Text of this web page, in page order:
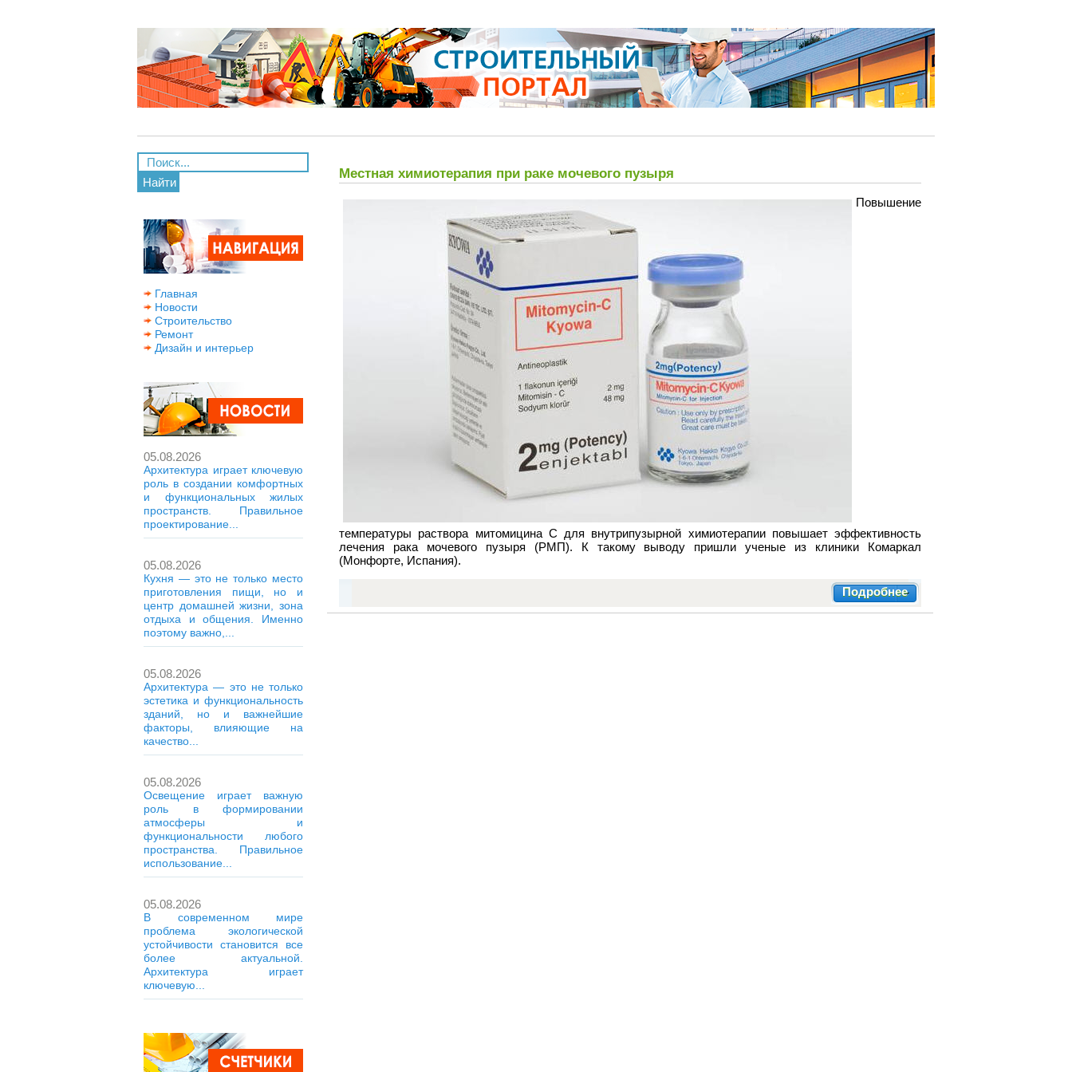
Найти
Главная
Новости
Строительство
Ремонт
Дизайн и интерьер
05.08.2026
Архитектура играет ключевую
роль в создании комфортных
и функциональных жилых
пространств. Правильное
проектирование...
05.08.2026
Кухня — это не только место
приготовления пищи, но и
центр домашней жизни, зона
отдыха и общения. Именно
поэтому важно,...
05.08.2026
Архитектура — это не только
эстетика и функциональность
зданий, но и важнейшие
факторы, влияющие на
качество...
05.08.2026
Освещение играет важную
роль в формировании
атмосферы и
функциональности любого
пространства. Правильное
использование...
05.08.2026
В современном мире
проблема экологической
устойчивости становится все
более актуальной.
Архитектура играет
ключевую...
Местная химиотерапия при раке мочевого пузыря
Повышение
температуры раствора митомицина С для внутрипузырной химиотерапии повышает эффективность
лечения рака мочевого пузыря (РМП). К такому выводу пришли ученые из клиники Комаркал
(Монфорте, Испания).
Подробнее